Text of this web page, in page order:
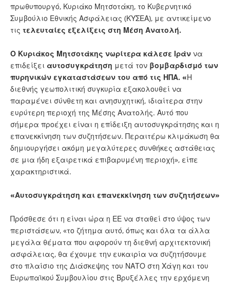
πρωθυπουργό, Κυριάκο Μητσοτάκη, το Κυβερνητικό
Συμβούλιο Εθνικής Ασφάλειας (ΚΥΣΕΑ), με αντικείμενο
τις τελευταίες εξελίξεις στη Μέση Ανατολή.
Ο Κυριάκος Μητσοτάκης νωρίτερα κάλεσε Ιράν να
επιδείξει αυτοσυγκράτηση μετά τον βομβαρδισμό των
πυρηνικών εγκαταστάσεων του από τις ΗΠΑ. «Η
διεθνής γεωπολιτική συγκυρία εξακολουθεί να
παραμένει σύνθετη και ανησυχητική, ιδιαίτερα στην
ευρύτερη περιοχή της Μέσης Ανατολής. Αυτό που
σήμερα προέχει είναι η επίδειξη αυτοσυγκράτησης και η
επανεκκίνηση των συζητήσεων. Περαιτέρω κλιμάκωση θα
δημιουργήσει ακόμη μεγαλύτερες συνθήκες αστάθειας
σε μια ήδη εξαιρετικά επιβαρυμένη περιοχή», είπε
χαρακτηριστικά.
«Αυτοσυγκράτηση και επανεκκίνηση των συζητήσεων»
Πρόσθεσε ότι η είναι ώρα η ΕΕ να σταθεί στο ύψος των
περιστάσεων, «το ζήτημα αυτό, όπως και όλα τα άλλα
μεγάλα θέματα που αφορούν τη διεθνή αρχιτεκτονική
ασφάλειας, θα έχουμε την ευκαιρία να συζητήσουμε
στο πλαίσιο της Διάσκεψης του ΝΑΤΟ στη Χάγη και του
Ευρωπαϊκού Συμβουλίου στις Βρυξέλλες την ερχόμενη